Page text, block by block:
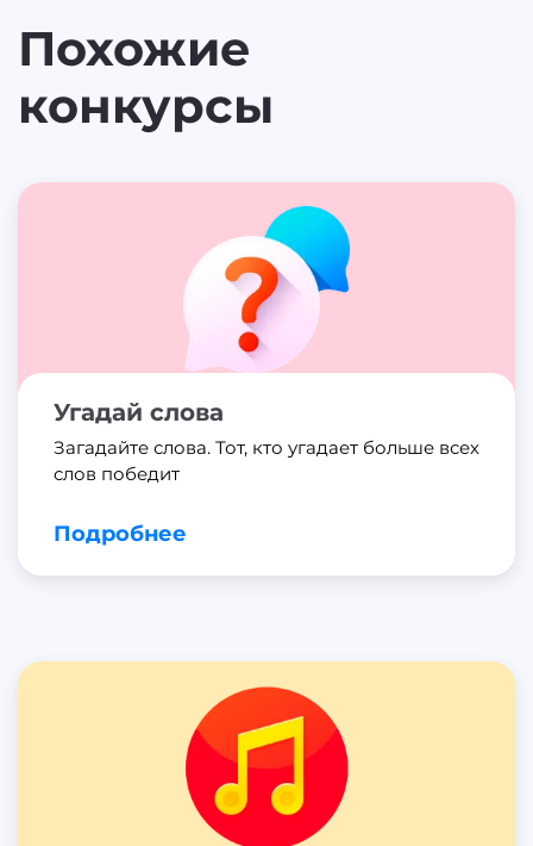
Похожие
конкурсы
Угадай слова
Загадайте слова. Тот, кто угадает больше всех
слов победит
Подробнее